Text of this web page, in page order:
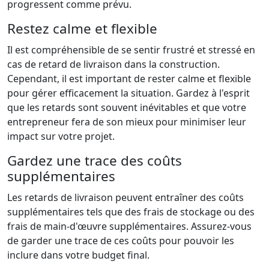
progressent comme prévu.
Restez calme et flexible
Il est compréhensible de se sentir frustré et stressé en
cas de retard de livraison dans la construction.
Cependant, il est important de rester calme et flexible
pour gérer efficacement la situation. Gardez à l'esprit
que les retards sont souvent inévitables et que votre
entrepreneur fera de son mieux pour minimiser leur
impact sur votre projet.
Gardez une trace des coûts
supplémentaires
Les retards de livraison peuvent entraîner des coûts
supplémentaires tels que des frais de stockage ou des
frais de main-d'œuvre supplémentaires. Assurez-vous
de garder une trace de ces coûts pour pouvoir les
inclure dans votre budget final.